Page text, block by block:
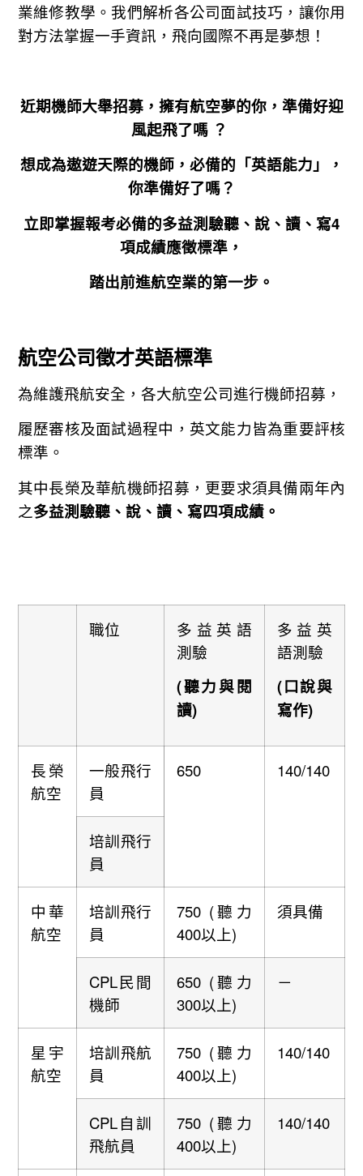
業維修教學。我們解析各公司面試技巧，讓你用
對方法掌握一手資訊，飛向國際不再是夢想！
近期機師大舉招募，擁有航空夢的你，準備好迎
風起飛了嗎 ？
想成為遨遊天際的機師，必備的「英語能力」，
你準備好了嗎？
立即掌握報考必備的多益測驗聽、說、讀、寫4
項成績應徵標準，
踏出前進航空業的第一步。
航空公司徵才英語標準
為維護飛航安全，各大航空公司進行機師招募，
履歷審核及面試過程中，英文能力皆為重要評核
標準。
其中長榮及華航機師招募，更要求須具備兩年內
之多益測驗聽、說、讀、寫四項成績。
職位
多益英語
測驗
(聽力與閱
讀)
多益英
語測驗
(口說與
寫作)
長榮
航空
一般飛行
員
650 140/140
培訓飛行
員
中華
航空
培訓飛行
員
750 (聽力
400以上)
須具備
CPL民間
機師
650 (聽力
300以上)
－
星宇
航空
培訓飛航
員
750 (聽力
400以上)
140/140
CPL自訓
飛航員
750 (聽力
400以上)
140/140